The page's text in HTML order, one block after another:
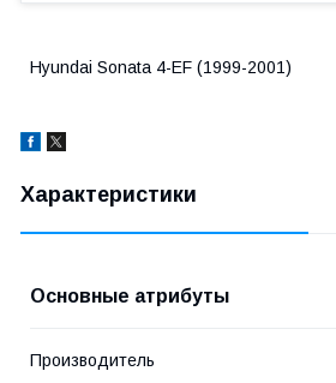
Hyundai Sonata 4-EF (1999-2001)
Характеристики
Основные атрибуты
Производитель